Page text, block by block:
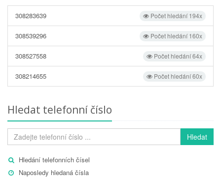
Počet hledání 194x
308283639
Počet hledání 160x
308539296
Počet hledání 64x
308527558
Počet hledání 60x
308214655
Hledat telefonní číslo
Hledat
Hledání telefonních čísel
Naposledy hledaná čísla